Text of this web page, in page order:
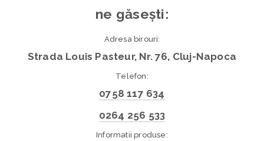
ne găsești:
Adresa birouri:
Strada Louis Pasteur, Nr. 76, Cluj-Napoca
Telefon:
0758 117 634
0264 256 533
Informatii produse: